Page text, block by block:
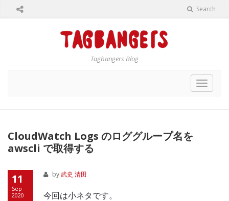
Search
Tagbangers Blog
Toggle
CloudWatch Logs のロググループ名を
awscli で取得する
11
Sep
2020
by武史 清田
今回は小ネタです。